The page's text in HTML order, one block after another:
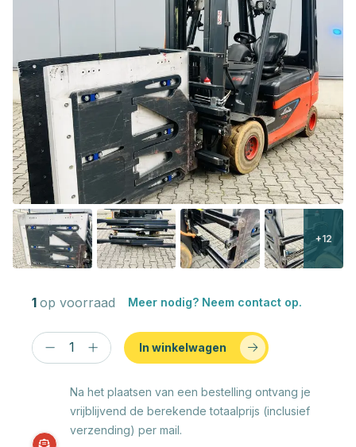
+12
1 op voorraad Meer nodig? Neem contact op.
In winkelwagen
Na het plaatsen van een bestelling ontvang je
vrijblijvend de berekende totaalprijs (inclusief
verzending) per mail.